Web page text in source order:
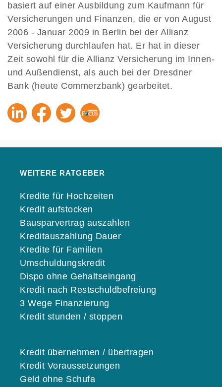
basiert auf einer Ausbildung zum Kaufmann für
Versicherungen und Finanzen, die er von August
2006 - Januar 2009 in Berlin bei der Allianz
Versicherung durchlaufen hat. Er hat in dieser
Zeit sowohl für die Allianz Versicherung im Innen-
und Außendienst, als auch bei der Dresdner
Bank (heute Commerzbank) gearbeitet.
WEITERE RATGEBER
Kredite für Hochzeiten
Kredit aufstocken
Bausparvertrag auszahlen
Kreditauszahlung Dauer
Kredite für Familien
Umschuldungskredit
Dispo ohne Gehaltseingang
Kredit nach Restschuldbefreiung
3 Wege Finanzierung
Kredit stunden / stoppen
Kredit übernehmen / übertragen
Kredit Voraussetzungen
Geld ohne Schufa